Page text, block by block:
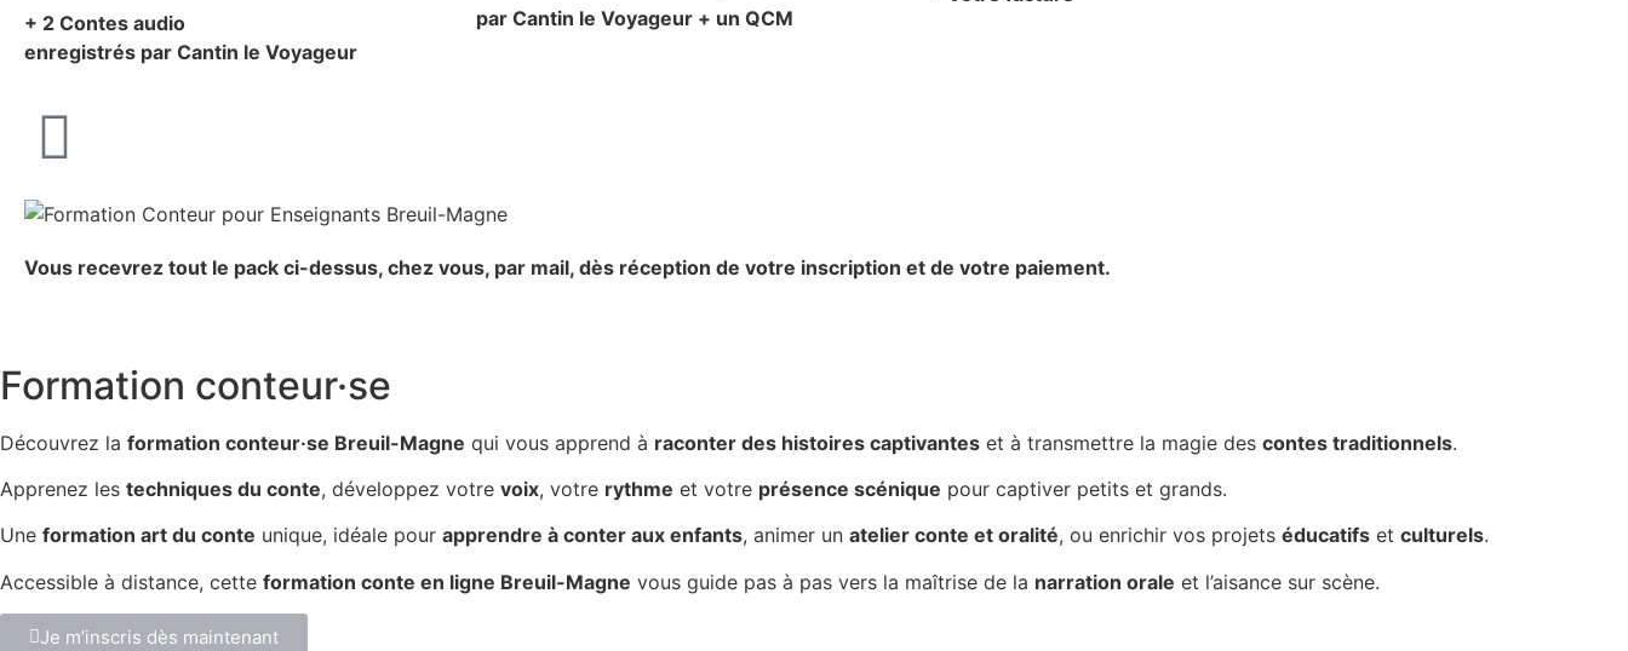
+ 2 Contes audio
enregistrés par Cantin le Voyageur
par Cantin le Voyageur + un QCM
Vous recevrez tout le pack ci-dessus, chez vous, par mail, dès réception de votre inscription et de votre paiement.
Formation conteur·se
Découvrez la formation conteur·se Breuil-Magne qui vous apprend à raconter des histoires captivantes et à transmettre la magie des contes traditionnels.
Apprenez les techniques du conte, développez votre voix, votre rythme et votre présence scénique pour captiver petits et grands.
Une formation art du conte unique, idéale pour apprendre à conter aux enfants, animer un atelier conte et oralité, ou enrichir vos projets éducatifs et culturels.
Accessible à distance, cette formation conte en ligne Breuil-Magne vous guide pas à pas vers la maîtrise de la narration orale et l’aisance sur scène.
Je m’inscris dès maintenant